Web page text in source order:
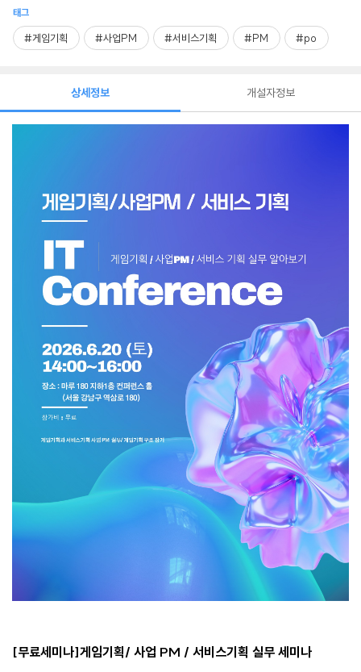
태그
#게임기획 #사업PM #서비스기획 #PM #po
상세정보
[무료세미나]게임기획/ 사업 PM / 서비스기획 실무 세미나
개설자정보